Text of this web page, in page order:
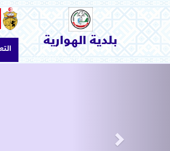
الاتصال بنا
السياحة و الثقافة
البيئة والمحيط بلدية الهوارية